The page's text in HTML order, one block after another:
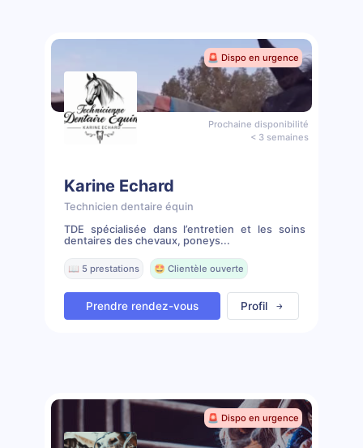
🚨 Dispo en urgence
Prochaine disponibilité
< 3 semaines
Karine Echard
Technicien dentaire équin
TDE spécialisée dans l’entretien et les soins
dentaires des chevaux, poneys...
📖 5 prestations 🤩 Clientèle ouverte
Prendre rendez-vous Profil
🚨 Dispo en urgence